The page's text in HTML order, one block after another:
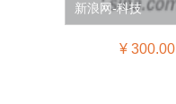
新浪网-科技
¥ 300.00